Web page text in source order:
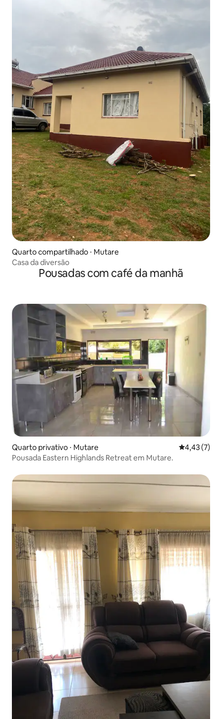
Quarto compartilhado ⋅ Mutare
Casa da diversão
Pousadas com café da manhã
Quarto privativo ⋅ Mutare 4,43 de
4,43 (7)
Pousada Eastern Highlands Retreat em Mutare.